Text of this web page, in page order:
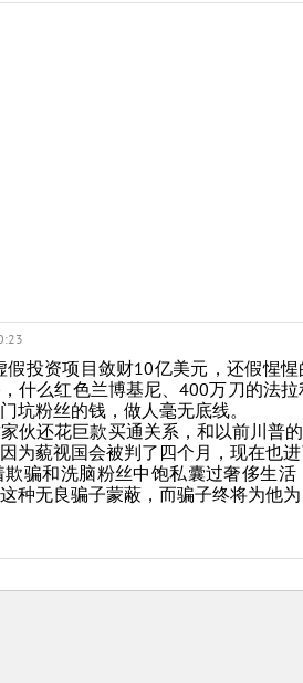
假投资项目敛财10亿美元，还假惺
什么红色兰博基尼、400万刀的法
坑粉丝的钱，做人毫无底线。
伙还花巨款买通关系，和以前川普
为藐视国会被判了四个月，现在也
骗和洗脑粉丝中饱私囊过奢侈生
种无良骗子蒙蔽，而骗子终将为他为